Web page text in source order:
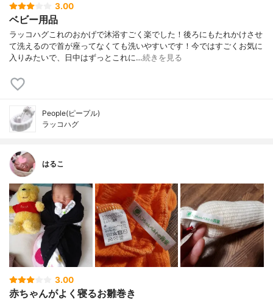
3.00
ベビー用品
ラッコハグこれのおかげで沐浴すごく楽でした！後ろにもたれかけさせ
て洗えるので首が座ってなくても洗いやすいです！今ではすごくお気に
入りみたいで、日中はずっとこれに…続きを見る
People(ピープル)
ラッコハグ
はるこ
3.00
赤ちゃんがよく寝るお雛巻き